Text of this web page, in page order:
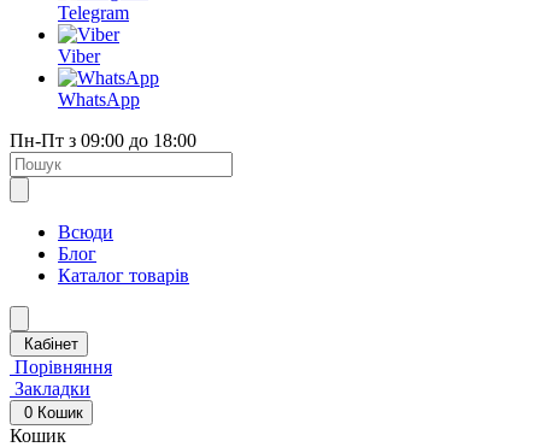
Telegram
Viber
WhatsApp
Пн-Пт з 09:00 до 18:00
Всюди
Блог
Каталог товарів
Кабінет
Порівняння
Закладки
0 Кошик
Кошик